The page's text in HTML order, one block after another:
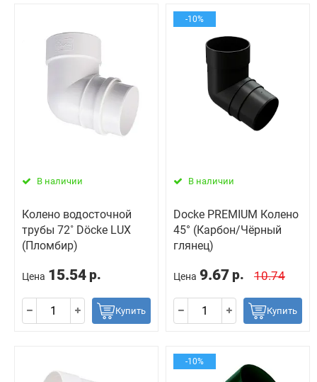
В наличии
Колено водосточной
трубы 72˚ Döcke LUX
(Пломбир)
Цена 15.54 р.
Купить
-10%
В наличии
Docke PREMIUM Колено
45° (Карбон/Чёрный
глянец)
Цена 9.67 р. 10.74
Купить
-10%